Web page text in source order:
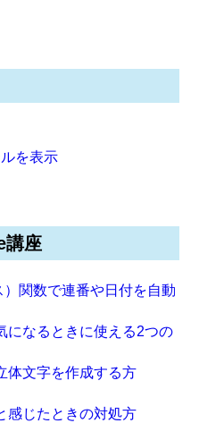
を表示
講座
関数で連番や日付を自動
になるときに使える2つの
体文字を作成する方
感じたときの対処方